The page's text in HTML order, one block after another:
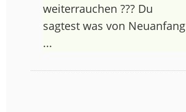
weiterrauchen ??? Du
sagtest was von Neuanfang
...